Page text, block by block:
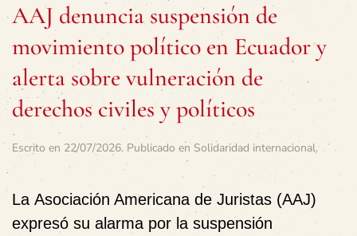
AAJ denuncia suspensión de
movimiento político en Ecuador y
alerta sobre vulneración de
derechos civiles y políticos
Escrito en 22/07/2026. Publicado en Solidaridad internacional.
La Asociación Americana de Juristas (AAJ)
expresó su alarma por la suspensión